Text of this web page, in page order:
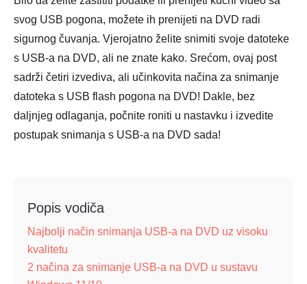
svog USB pogona, možete ih prenijeti na DVD radi
sigurnog čuvanja. Vjerojatno želite snimiti svoje datoteke
s USB-a na DVD, ali ne znate kako. Srećom, ovaj post
sadrži četiri izvediva, ali učinkovita načina za snimanje
datoteka s USB flash pogona na DVD! Dakle, bez
daljnjeg odlaganja, počnite roniti u nastavku i izvedite
postupak snimanja s USB-a na DVD sada!
Popis vodiča
Najbolji način snimanja USB-a na DVD uz visoku
kvalitetu
2 načina za snimanje USB-a na DVD u sustavu